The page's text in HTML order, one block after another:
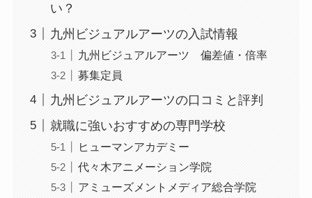
い？
九州ビジュアルアーツの入試情報
九州ビジュアルアーツ 偏差値・倍率
募集定員
九州ビジュアルアーツの口コミと評判
就職に強いおすすめの専門学校
ヒューマンアカデミー
代々木アニメーション学院
アミューズメントメディア総合学院